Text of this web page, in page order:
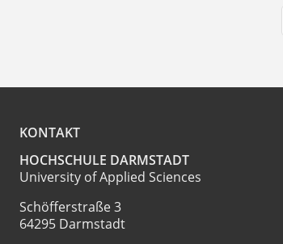
KONTAKT
HOCHSCHULE DARMSTADT
University of Applied Sciences
Schöfferstraße 3
64295 Darmstadt